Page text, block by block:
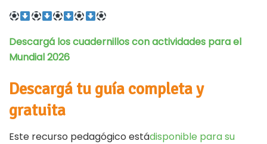
Descargá los cuadernillos con actividades parael
Mundial 2026
Descargá tu guía completa y
gratuita
Este recurso pedagógico estádisponible para su